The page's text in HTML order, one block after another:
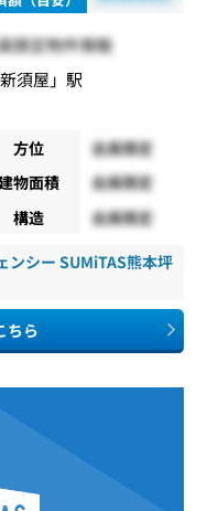
限定物件情報
新須屋 」駅
方位
会員限定
物面積
会員限定
構造 会員限定
ンシー SUMiTAS熊本坪
ちら